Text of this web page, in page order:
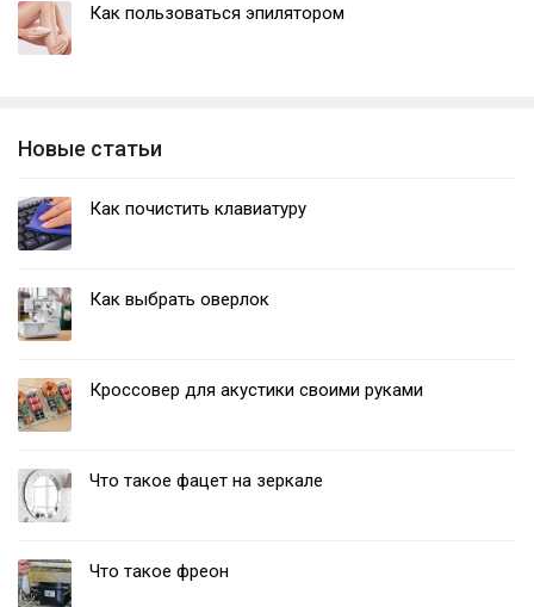
Как пользоваться эпилятором
Новые статьи
Как почистить клавиатуру
Как выбрать оверлок
Кроссовер для акустики своими руками
Что такое фацет на зеркале
Что такое фреон